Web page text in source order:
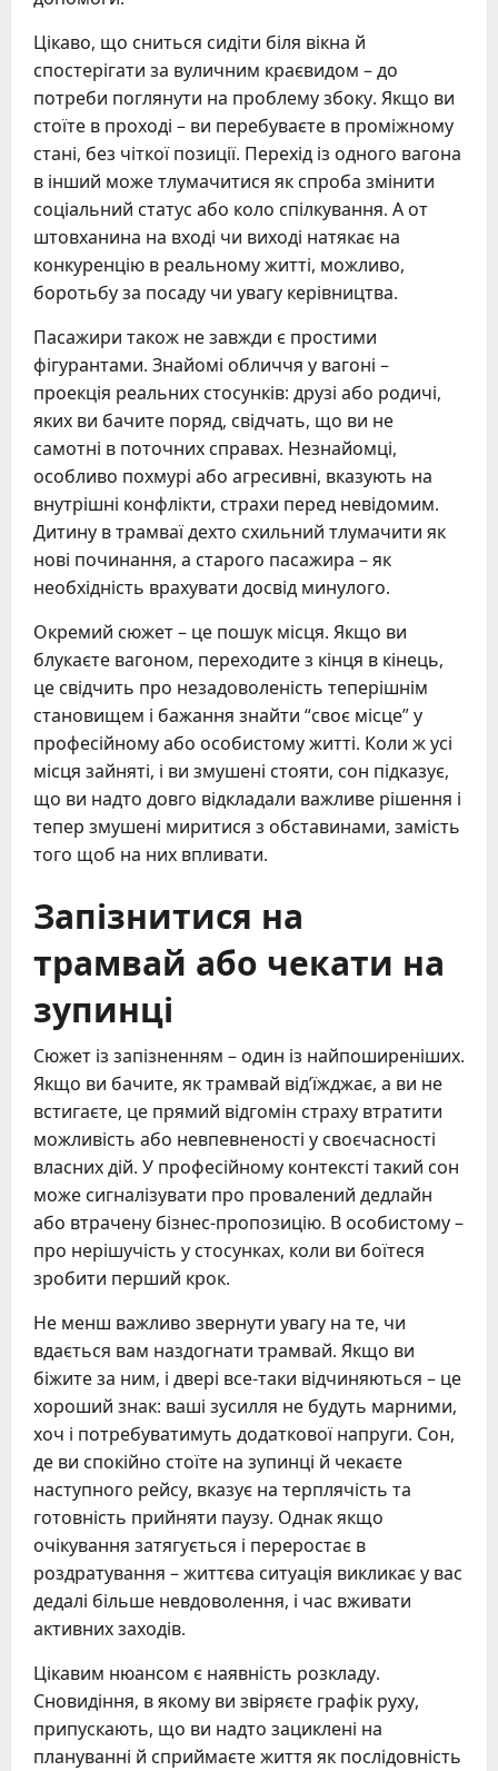
Цікаво, що сниться сидіти біля вікна й
спостерігати за вуличним краєвидом – до
потреби поглянути на проблему збоку. Якщо ви
стоїте в проході – ви перебуваєте в проміжному
стані, без чіткої позиції. Перехід із одного вагона
в інший може тлумачитися як спроба змінити
соціальний статус або коло спілкування. А от
штовханина на вході чи виході натякає на
конкуренцію в реальному житті, можливо,
боротьбу за посаду чи увагу керівництва.
Пасажири також не завжди є простими
фігурантами. Знайомі обличчя у вагоні –
проекція реальних стосунків: друзі або родичі,
яких ви бачите поряд, свідчать, що ви не
самотні в поточних справах. Незнайомці,
особливо похмурі або агресивні, вказують на
внутрішні конфлікти, страхи перед невідомим.
Дитину в трамваї дехто схильний тлумачити як
нові починання, а старого пасажира – як
необхідність врахувати досвід минулого.
Окремий сюжет – це пошук місця. Якщо ви
блукаєте вагоном, переходите з кінця в кінець,
це свідчить про незадоволеність теперішнім
становищем і бажання знайти “своє місце” у
професійному або особистому житті. Коли ж усі
місця зайняті, і ви змушені стояти, сон підказує,
що ви надто довго відкладали важливе рішення і
тепер змушені миритися з обставинами, замість
того щоб на них впливати.
Запізнитися на
трамвай або чекати на
зупинці
Сюжет із запізненням – один із найпоширеніших.
Якщо ви бачите, як трамвай від’їжджає, а ви не
встигаєте, це прямий відгомін страху втратити
можливість або невпевненості у своєчасності
власних дій. У професійному контексті такий сон
може сигналізувати про провалений дедлайн
або втрачену бізнес-пропозицію. В особистому –
про нерішучість у стосунках, коли ви боїтеся
зробити перший крок.
Не менш важливо звернути увагу на те, чи
вдається вам наздогнати трамвай. Якщо ви
біжите за ним, і двері все-таки відчиняються – це
хороший знак: ваші зусилля не будуть марними,
хоч і потребуватимуть додаткової напруги. Сон,
де ви спокійно стоїте на зупинці й чекаєте
наступного рейсу, вказує на терплячість та
готовність прийняти паузу. Однак якщо
очікування затягується і переростає в
роздратування – життєва ситуація викликає у вас
дедалі більше невдоволення, і час вживати
активних заходів.
Цікавим нюансом є наявність розкладу.
Сновидіння, в якому ви звіряєте графік руху,
припускають, що ви надто зациклені на
плануванні й сприймаєте життя як послідовність